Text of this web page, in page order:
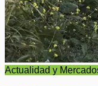
Actualidad y